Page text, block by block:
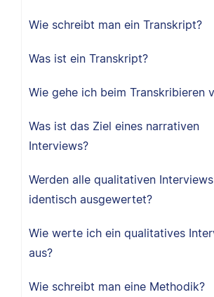
Wie schreibt man ein Transkript?
Was ist ein Transkript?
Wie gehe ich beim Transkribieren
Was ist das Ziel eines narrativen
Interviews?
Werden alle qualitativen Interviews
identisch ausgewertet?
Wie werte ich ein qualitatives
aus?
Wie schreibt man eine Methodik?